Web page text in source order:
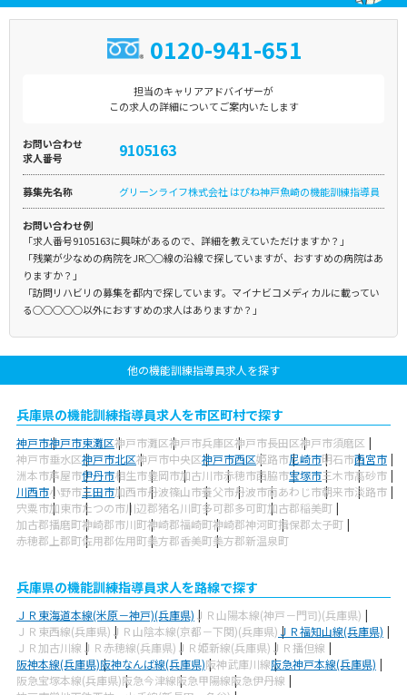
0120-941-651
担当のキャリアアドバイザーが
この求人の詳細についてご案内いたします
お問い合わせ
求人番号
9105163
募集先名称 グリーンライフ株式会社 はぴね神戸魚崎の機能訓練指導員
お問い合わせ例
「求人番号9105163に興味があるので、詳細を教えていただけますか？」
「残業が少なめの病院をJR○○線の沿線で探していますが、おすすめの病院はあ
りますか？」
「訪問リハビリの募集を都内で探しています。マイナビコメディカルに載ってい
る○○○○○以外におすすめの求人はありますか？」
他の機能訓練指導員求人を探す
兵庫県の機能訓練指導員求人を市区町村で探す
神戸市神戸市東灘区神戸市灘区神戸市兵庫区神戸市長田区神戸市須磨区
神戸市垂水区神戸市北区神戸市中央区神戸市西区姫路市尼崎市明石市西宮市
洲本市芦屋市伊丹市相生市豊岡市加古川市赤穂市西脇市宝塚市三木市高砂市
川西市小野市三田市加西市丹波篠山市養父市丹波市南あわじ市朝来市淡路市
宍粟市加東市たつの市川辺郡猪名川町多可郡多可町加古郡稲美町
加古郡播磨町神崎郡市川町神崎郡福崎町神崎郡神河町揖保郡太子町
赤穂郡上郡町佐用郡佐用町美方郡香美町美方郡新温泉町
兵庫県の機能訓練指導員求人を路線で探す
ＪＲ東海道本線(米原－神戸)(兵庫県) ＪＲ山陽本線(神戸－門司)(兵庫県)
ＪＲ東西線(兵庫県) ＪＲ山陰本線(京都－下関)(兵庫県)ＪＲ福知山線(兵庫県)
ＪＲ加古川線 ＪＲ赤穂線(兵庫県) ＪＲ姫新線(兵庫県) ＪＲ播但線
阪神本線(兵庫県)阪神なんば線(兵庫県)阪神武庫川線阪急神戸本線(兵庫県)
阪急宝塚本線(兵庫県)阪急今津線阪急甲陽線阪急伊丹線